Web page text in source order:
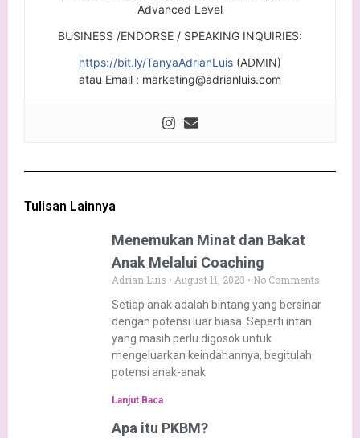
Advanced Level
BUSINESS /ENDORSE / SPEAKING INQUIRIES:
https://bit.ly/TanyaAdrianLuis (ADMIN)
atau Email : marketing@adrianluis.com
Tulisan Lainnya
Menemukan Minat dan Bakat
Anak Melalui Coaching
Adrian Luis August 11, 2023
No Comments
Setiap anak adalah bintang yang bersinar
dengan potensi luar biasa. Seperti intan
yang masih perlu digosok untuk
mengeluarkan keindahannya, begitulah
potensi anak-anak
Lanjut Baca
Apa itu PKBM?